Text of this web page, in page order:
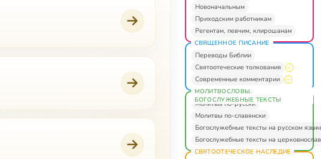
Новоначальным
Приходским работникам
Регентам, певчим, клирошанам
СВЯЩЕННОЕ ПИСАНИЕ
Переводы Библии
Святоотеческие толкования
Современные комментарии
МОЛИТВОСЛОВЫ.
БОГОСЛУЖЕБНЫЕ ТЕКСТЫ
Молитвы по-русски
Молитвы по-славянски
Богослужебные тексты на русском
Богослужебные тексты на
СВЯТООТЕЧЕСКОЕ НАСЛЕДИЕ